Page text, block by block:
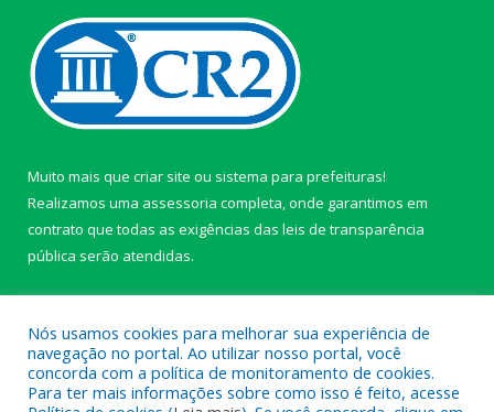
Muito mais que criar site ou sistema para prefeituras!
Realizamos uma assessoria completa, onde garantimos em
contrato que todas as exigências das leis de transparência
pública serão atendidas.
Nós usamos cookies para melhorar sua experiência de
navegação no portal. Ao utilizar nosso portal, você
concorda com a política de monitoramento de cookies.
Para ter mais informações sobre como isso é feito, acesse